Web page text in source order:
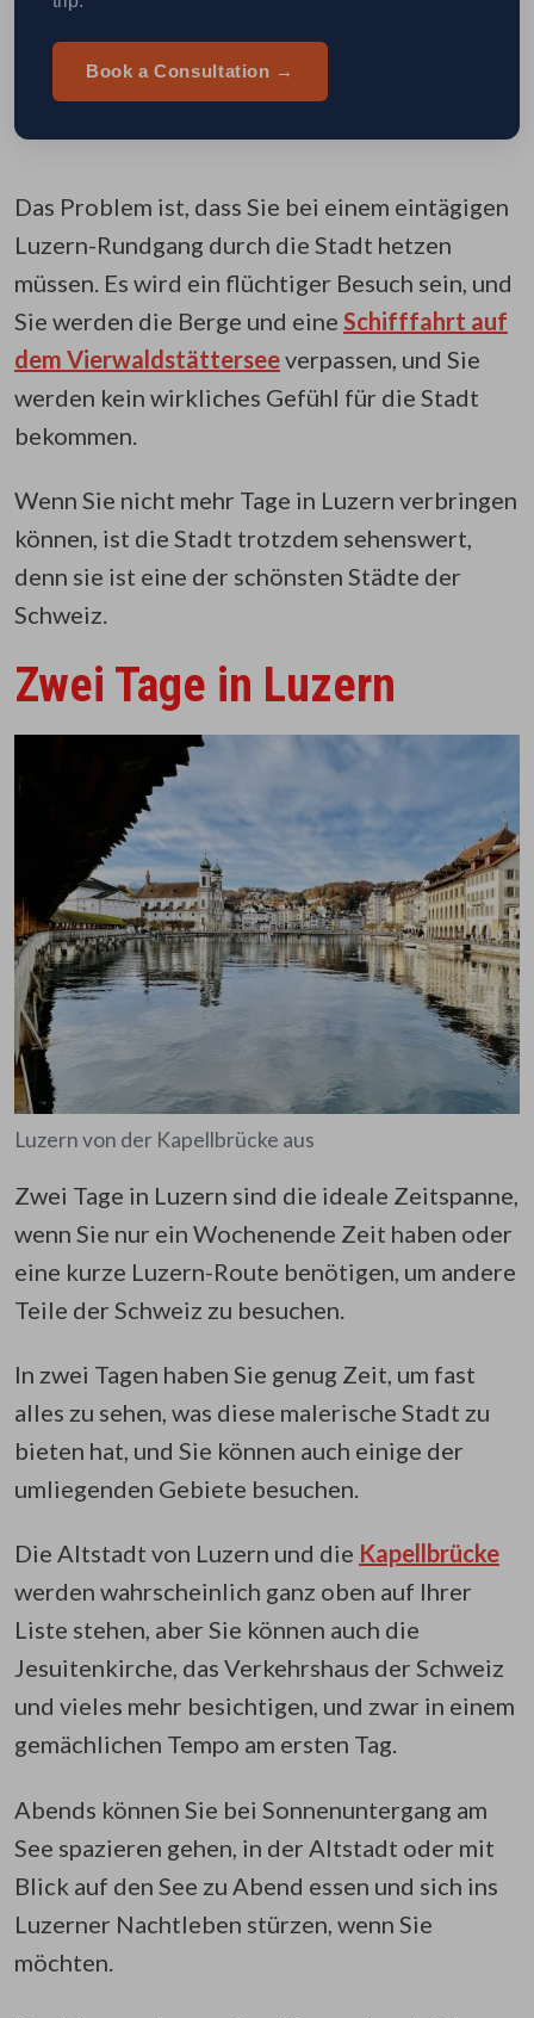
Book a Consultation →
Das Problem ist, dass Sie bei einem eintägigen
Luzern-Rundgang durch die Stadt hetzen
müssen. Es wird ein flüchtiger Besuch sein, und
Sie werden die Berge und eine Schifffahrt auf
dem Vierwaldstätterseeverpassen, und Sie
werden kein wirkliches Gefühl für die Stadt
bekommen.
Wenn Sie nicht mehr Tage in Luzern verbringen
können, ist die Stadt trotzdem sehenswert,
denn sie ist eine der schönsten Städte der
Schweiz.
Zwei Tage in Luzern
Luzern von der Kapellbrücke aus
Zwei Tage in Luzern sind die ideale Zeitspanne,
wenn Sie nur ein Wochenende Zeit haben oder
eine kurze Luzern-Route benötigen, um andere
Teile der Schweiz zu besuchen.
In zwei Tagen haben Sie genug Zeit, um fast
alles zu sehen, was diese malerische Stadt zu
bieten hat, und Sie können auch einige der
umliegenden Gebiete besuchen.
Die Altstadt von Luzern und die Kapellbrücke
werden wahrscheinlich ganz oben auf Ihrer
Liste stehen, aber Sie können auch die
Jesuitenkirche, das Verkehrshaus der Schweiz
und vieles mehr besichtigen, und zwar in einem
gemächlichen Tempo am ersten Tag.
Abends können Sie bei Sonnenuntergang am
See spazieren gehen, in der Altstadt oder mit
Blick auf den See zu Abend essen und sich ins
Luzerner Nachtleben stürzen, wenn Sie
möchten.